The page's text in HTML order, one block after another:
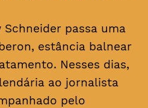
Schneider passa uma
estância balnear
Nesses dias,
ao jornalista
pelo